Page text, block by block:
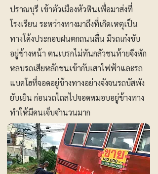
ปราณบุรี เข้าตัวเมืองหัวหินเพื่อมาส่งที่
โรงเรียน ระหว่างทางมาถึงที่เกิดเหตุเป็น
ทางโค้งประกอบฝนตกถนนลื่น มีรถเก๋งขับ
อยู่ข้างหน้า ตนเบรกไม่ทันกลัวชนท้ายจึงหัก
หลบรถเสียหลักชนเข้ากับเสาไฟฟ้าและรถ
แบคโฮที่จอดอยู่ข้างทางอย่างจังจนรถบัสพัง
ยับเยิน ก่อนรถไถลไปจอดหมอบอยู่ข้างทาง
ทำให้มีคนเจ็บจำนวนมาก